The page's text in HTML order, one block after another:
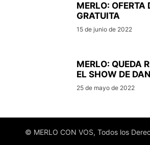
MERLO: OFERTA
GRATUITA
15 de junio de 2022
MERLO: QUEDA
EL SHOW DE
25 de mayo de 2022
© MERLO CON VOS, Todos los